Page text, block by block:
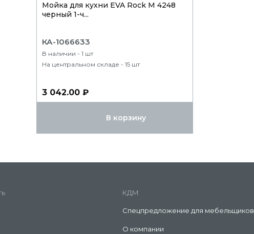
Мойка для кухни EVA Rock М 4248
черный 1-ч...
КА-1066633
В наличии - 1 шт
На центральном складе - 15 шт
3 042.00 ₽
В корзину
КДМ
Спецпредложение для мебельщиков
О компании